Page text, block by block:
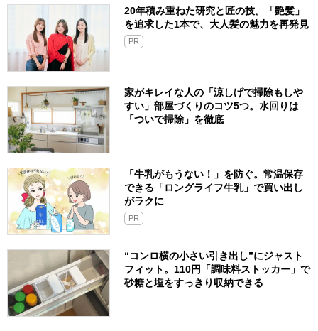
20年積み重ねた研究と匠の技。「艶髪」
を追求した1本で、大人髪の魅力を再発見
PR
家がキレイな人の「涼しげで掃除もしや
すい」部屋づくりのコツ5つ。水回りは
「ついで掃除」を徹底
「牛乳がもうない！」を防ぐ。常温保存
できる「ロングライフ牛乳」で買い出し
がラクに
PR
“コンロ横の小さい引き出し”にジャスト
フィット。110円「調味料ストッカー」で
砂糖と塩をすっきり収納できる